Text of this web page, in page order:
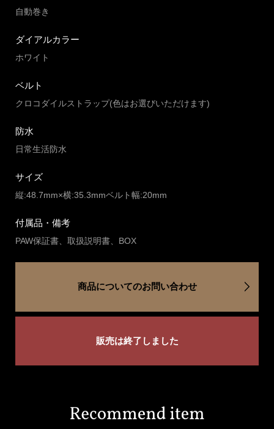
自動巻き
ダイアルカラー
ホワイト
ベルト
クロコダイルストラップ(色はお選びいただけます)
防水
日常生活防水
サイズ
縦:48.7mm×横:35.3mmベルト幅:20mm
付属品・備考
PAW保証書、取扱説明書、BOX
商品についてのお問い合わせ
販売は終了しました